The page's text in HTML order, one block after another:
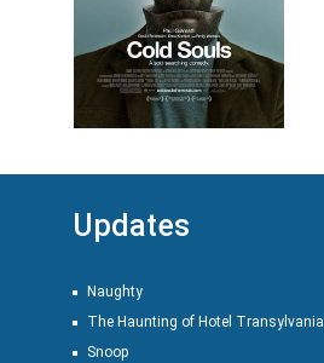
Updates
Naughty
The Haunting of Hotel Transylvania
Snoop